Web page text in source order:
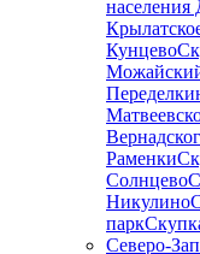
населения
Кунцево
Раменки
Солнцево
Никулино
парк
Северо-